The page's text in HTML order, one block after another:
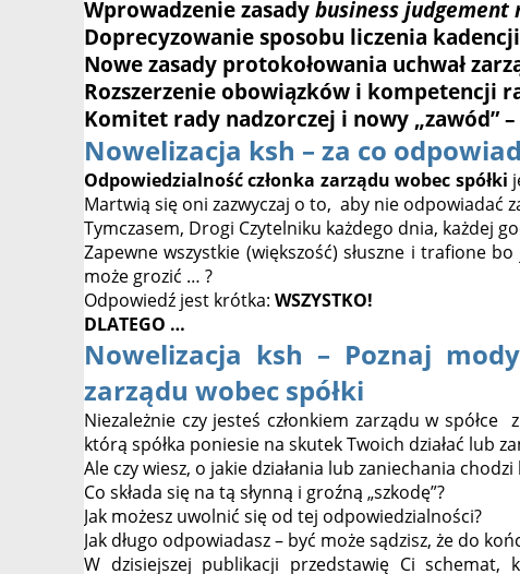
Wprowadzenie zasady business judgement
Doprecyzowanie sposobu liczenia
Nowe zasady protokołowania uchwał
Rozszerzenie obowiązków i kompetencji
Komitet rady nadzorczej i nowy „zawód”
Nowelizacja ksh – za co
Odpowiedzialność członka zarządu wobec spółki
Martwią się oni zazwyczaj o to, aby nie odpowiadać
Tymczasem, Drogi Czytelniku każdego dnia, każdej
Zapewne wszystkie (większość) słuszne i trafione
może grozić … ?
Odpowiedź jest krótka: WSZYSTKO!
DLATEGO …
Nowelizacja ksh – Poznaj
zarządu wobec spółki
Niezależnie czy jesteś członkiem zarządu w
którą spółka poniesie na skutek Twoich działać lub
Ale czy wiesz, o jakie działania lub zaniechania
Co składa się na tą słynną i groźną „szkodę”?
Jak możesz uwolnić się od tej odpowiedzialności?
Jak długo odpowiadasz – być może sądzisz, że do
W dzisiejszej publikacji przedstawię Ci